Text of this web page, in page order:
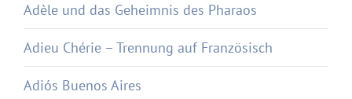
Adèle und das Geheimnis des Pharaos
Adieu Chérie – Trennung auf Französisch
Adiós Buenos Aires